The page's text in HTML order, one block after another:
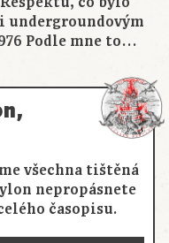
Podle mne to…
všechna tištěná
nepropásnete
časopisu.